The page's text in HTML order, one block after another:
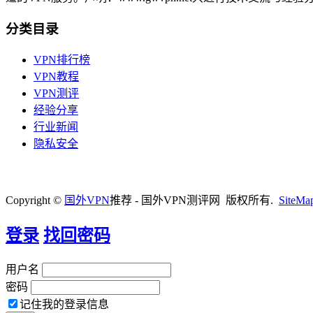
分类目录
VPN排行榜
VPN教程
VPN测评
经验分享
行业新闻
隐私安全
Copyright © 国外VPN推荐 - 国外VPN测评网 版权所有.
登录 找回密码
用户名
密码
记住我的登录信息